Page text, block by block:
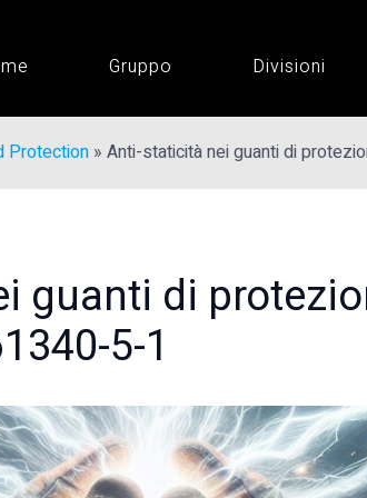
Gruppo Divisioni
Protection » Anti-staticità nei guanti di
guanti di
5-1